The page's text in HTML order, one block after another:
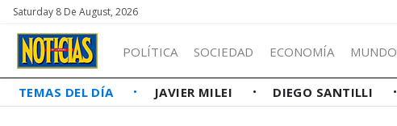
Saturday 8 De August, 2026
POLÍTICA SOCIEDAD ECONOMÍA MUNDO
TEMAS DEL DÍA JAVIER MILEI DIEGO SANTILLI